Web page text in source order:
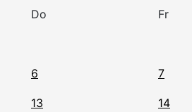
Do Fr
6 7
13 14